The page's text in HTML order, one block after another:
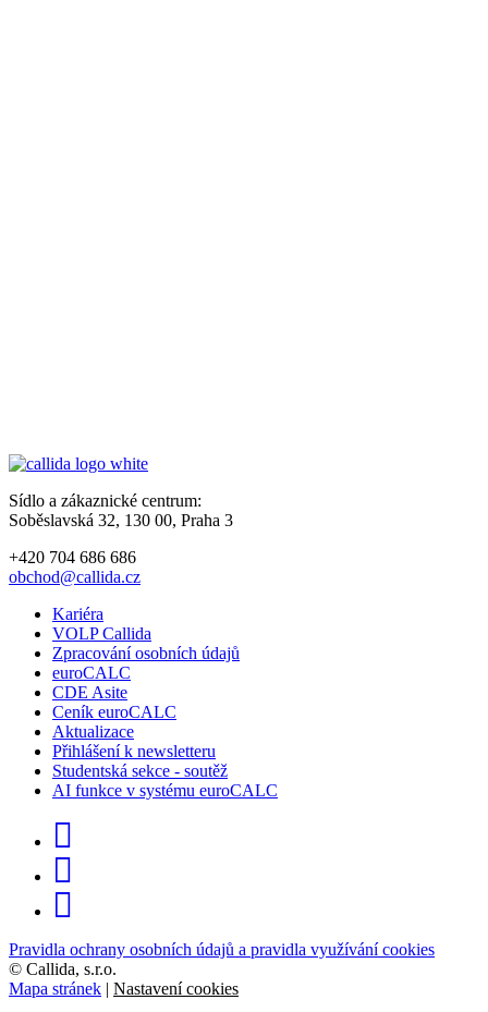
Sídlo a zákaznické centrum:
Soběslavská 32, 130 00, Praha 3
+420 704 686 686
obchod@callida.cz
Kariéra
VOLP Callida
Zpracování osobních údajů
euroCALC
CDE Asite
Ceník euroCALC
Aktualizace
Přihlášení k newsletteru
Studentská sekce - soutěž
AI funkce v systému euroCALC
Pravidla ochrany osobních údajů a pravidla využívání cookies
© Callida, s.r.o.
Mapa stránek | Nastavení cookies